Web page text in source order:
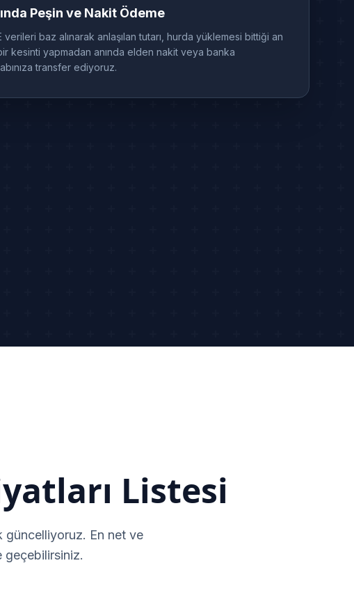
Peşin ve Nakit Ödeme
verileri baz alınarak anlaşılan tutarı, hurda yüklemesi bittiği an
kesinti yapmadan anında elden nakit veya banka
transfer ediyoruz.
Listesi
güncelliyoruz. En net ve
geçebilirsiniz.